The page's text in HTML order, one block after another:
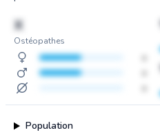
X
Ostéopathes
Population